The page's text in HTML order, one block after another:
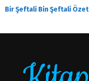
Bir Şeftali Bin Şeftali Özet